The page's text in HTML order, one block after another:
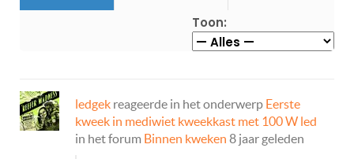
Toon:
ledgek reageerde in het onderwerp Eerste
kweek in mediwiet kweekkast met 100 W led
in het forum Binnen kweken 8 jaar geleden